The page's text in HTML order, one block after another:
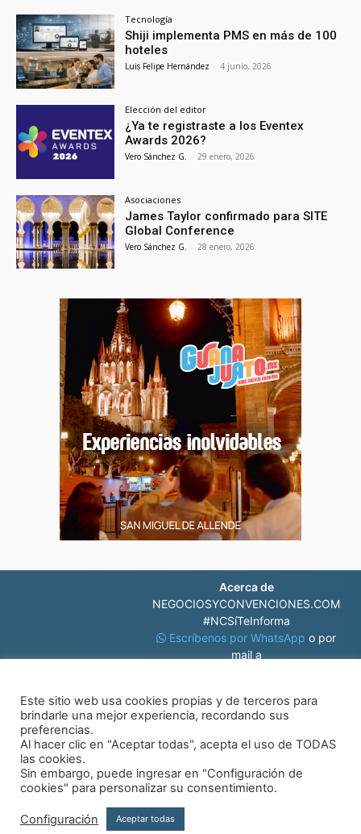
Tecnología
Shiji implementa PMS en más de 100
hoteles
Luis Felipe Hernández - 4 junio, 2026
Elección del editor
¿Ya te registraste a los Eventex
Awards 2026?
Vero Sánchez G. - 29 enero, 2026
Asociaciones
James Taylor confirmado para SITE
Global Conference
Vero Sánchez G. - 28 enero, 2026
Acerca de
NEGOCIOSYCONVENCIONES.COM
#NCSíTeInforma
Escríbenos por WhatsAppo por
mail a
© Negocios y Convenciones
Aviso de privacidad
Este sitio web usa cookies propias y de terceros para
brindarle una mejor experiencia, recordando sus
preferencias.
Al hacer clic en "Aceptar todas", acepta el uso de TODAS
las cookies.
Sin embargo, puede ingresar en "Configuración de
cookies" para personalizar su consentimiento.
Configuración Aceptar todas